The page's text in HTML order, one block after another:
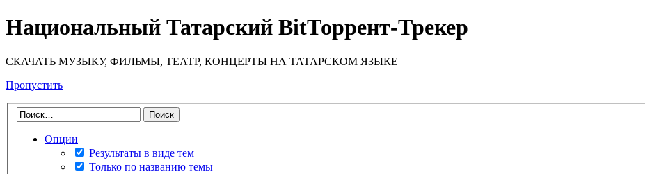
Национальный Татарский BitТоррент-Трекер
СКАЧАТЬ МУЗЫКУ, ФИЛЬМЫ, ТЕАТР, КОНЦЕРТЫ НА ТАТАРСКОМ ЯЗЫКЕ
Пропустить
Опции
Результаты в виде тем
Только по названию темы